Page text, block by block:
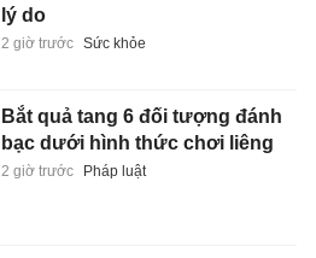
lý do
2 giờ trước Sức khỏe
Bắt quả tang 6 đối tượng đánh
bạc dưới hình thức chơi liêng
2 giờ trước Pháp luật